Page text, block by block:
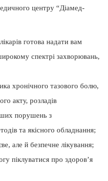
центру “Діамед-
готова надати вам
спектрі захворювань,
хронічного тазового болю,
акту, розладів
порушень з
та якісного обладнання;
але й безпечне лікування;
піклуватися про здоров’я